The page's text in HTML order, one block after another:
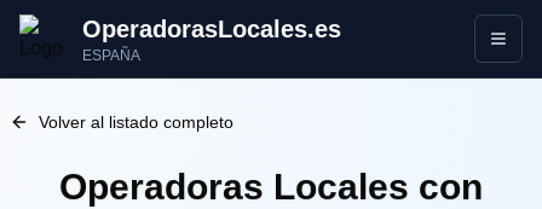
OperadorasLocales.es
ESPAÑA Abrir
Volver al listado completo
Operadoras Locales con